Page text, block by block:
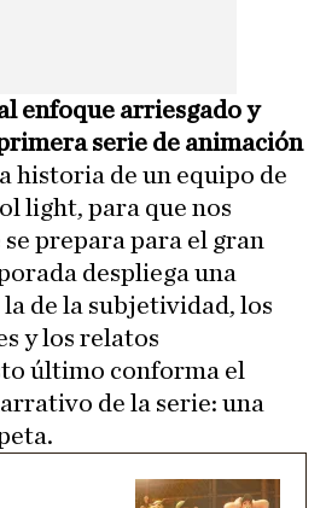
enfoque arriesgado y
serie de animación
historia de un equipo de
light, para que nos
prepara para el gran
despliega una
de la subjetividad, los
y los relatos
último conforma el
de la serie: una